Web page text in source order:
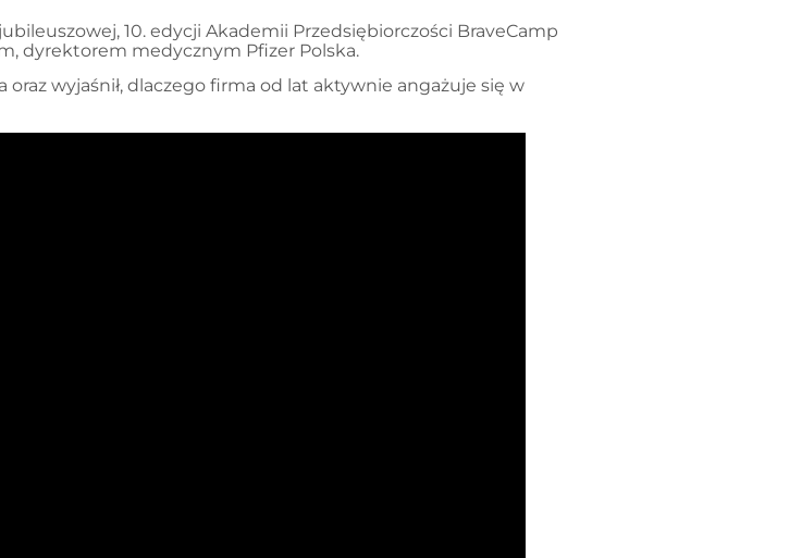
10. edycji Akademii Przedsiębiorczości BraveCamp
dyrektorem medycznym Pfizer Polska.
wyjaśnił, dlaczego firma od lat aktywnie angażuje się w